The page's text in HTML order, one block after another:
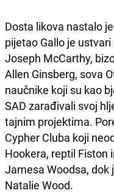
Dosta likova nastalo
pijetao Gallo je
Joseph McCarthy,
Allen Ginsberg, sova
naučnike koji su kao
SAD zarađivali svoj
tajnim projektima.
Cypher Cluba koji
Hookera, reptil
Jamesa Woodsa, dok
Natalie Wood.